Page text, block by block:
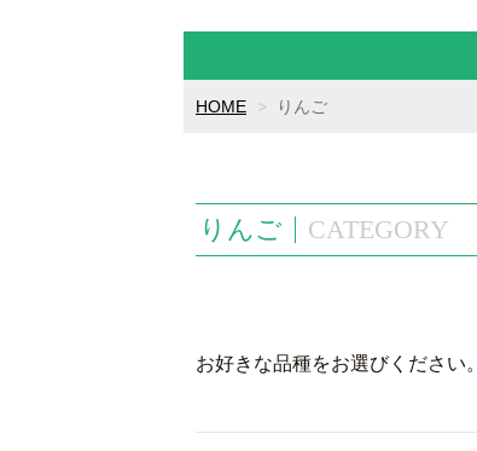
HOME りんご
CATEGORY
りんご
お好きな品種をお選びください。